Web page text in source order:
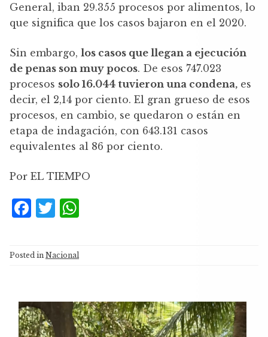
General, iban 29.355 procesos por alimentos, lo
que significa que los casos bajaron en el 2020.
Sin embargo, los casos que llegan a ejecución
de penas son muy pocos. De esos 747.023
procesos solo 16.044 tuvieron una condena, es
decir, el 2,14 por ciento. El gran grueso de esos
procesos, en cambio, se quedaron o están en
etapa de indagación, con 643.131 casos
equivalentes al 86 por ciento.
Por EL TIEMPO
F
c
e
o
o
T
it
te
p
p
Posted in Nacional
Reproductor
de